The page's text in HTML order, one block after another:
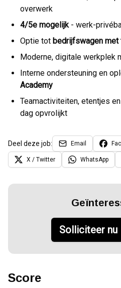
overwerk
4/5e mogelijk- werk-
Optie tot bedrijfswagen met
Moderne, digitale werkplek
Interne ondersteuning en
Academy
Teamactiviteiten, etentjes
dag opvrolijkt
Deel deze job: Email
X / Twitter WhatsApp
Solliciteer nu
Score